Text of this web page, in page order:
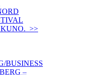
KUNO. >>
BUSINESS
–